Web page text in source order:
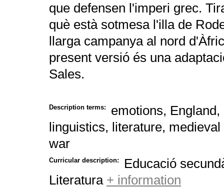
que defensen l'imperi grec.
què està sotmesa l'illa de
llarga campanya al nord
present versió és una
Sales.
Description terms:
emotions,
linguistics, literature,
war
Curricular description:
Educació
Literatura + information